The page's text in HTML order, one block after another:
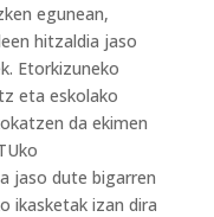
egunean,
hitzaldia jaso
Etorkizuneko
eta eskolako
da ekimen
jaso dute bigarren
ikasketak izan dira